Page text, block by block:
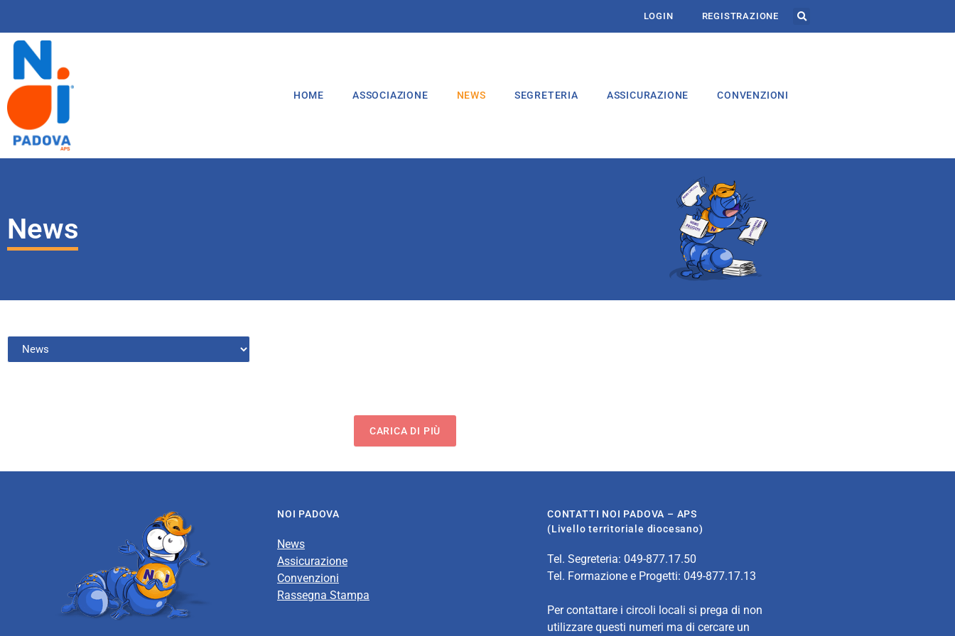
LOGIN REGISTRAZIONE
HOME ASSOCIAZIONE NEWS SEGRETERIA ASSICURAZIONE CONVENZIONI
News
CARICA DI PIÙ
NOI PADOVA
News
Assicurazione
Convenzioni
Rassegna Stampa
CONTATTI NOI PADOVA – APS
(Livello territoriale diocesano)
Tel. Segreteria: 049-877.17.50
Tel. Formazione e Progetti: 049-877.17.13
Per contattare i circoli locali si prega di non
utilizzare questi numeri ma di cercare un